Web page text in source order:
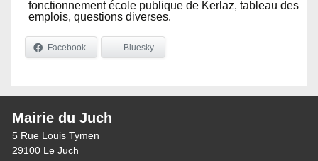
fonctionnement école publique de Kerlaz, tableau des
emplois, questions diverses.
Facebook Bluesky
Mairie du Juch
5 Rue Louis Tymen
29100 Le Juch